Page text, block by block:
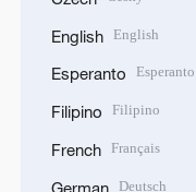
English English
Esperanto Esperanto
Filipino Filipino
French Français
German Deutsch